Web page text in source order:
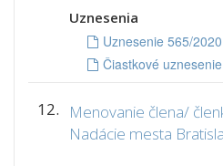
Uznesenia
Uznesenie 565/2020
Čiastkové
12.
Menovanie člena/
Nadácie mesta